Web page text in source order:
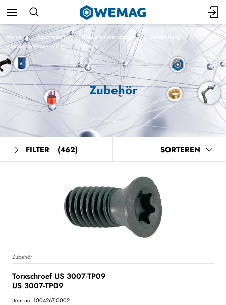
Home Assortiment Präzisionswerkzeuge
Zerspanung
Wendeplattenwerkzeug
Fräsen
Zubehör
FILTER (462) SORTEREN
Zubehör
Torxschroef US 3007-TP09
US 3007-TP09
Item no: 1004267.0002